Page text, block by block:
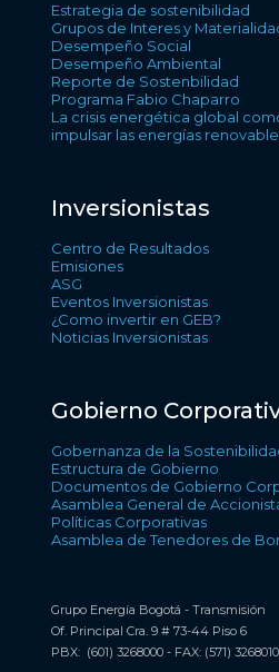
Estrategia de sostenibilidad
Grupos de Interes y
Desempeño Social
Desempeño Ambiental
Reporte de Sostenbilidad
Programa Fabio Chaparro
La crisis energética global
impulsar las energías
Inversionistas
Centro de Resultados
Emisiones
ASG
Eventos Inversionistas
¿Como invertir en GEB?
Noticias Inversionistas
Gobierno
Gobernanza de la
Estructura de Gobierno
Documentos de Gobierno
Asamblea General de
Políticas Corporativas
Asamblea de Tenedores de
Grupo Energía Bogotá - Transmisión
Of. Principal Cra. 9 # 73-44 Piso 6
PBX: (601) 3268000 - FAX: (571) 3268010